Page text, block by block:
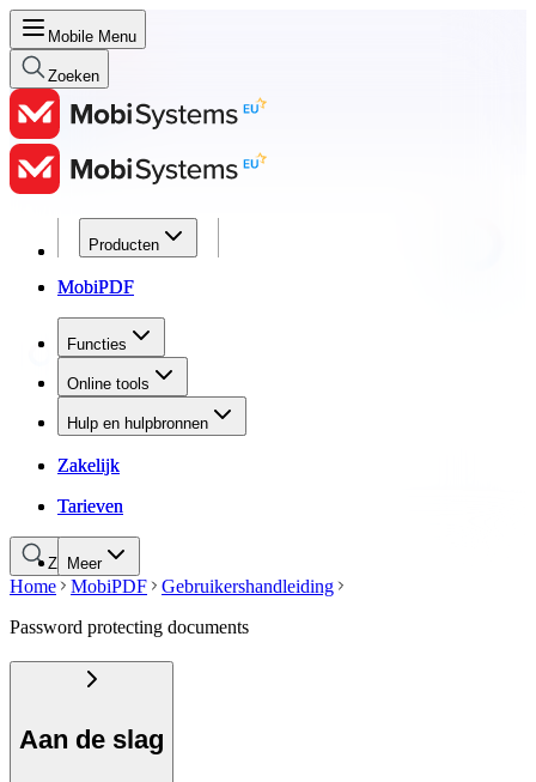
Mobile Menu
Zoeken
Producten
MobiPDF
Functies
Online tools
Hulp en hulpbronnen
Zakelijk
Tarieven
Meer
Producten
MobiPDF
Functies
Online tools
Hulp en hulpbronnen
Zakelijk
Tarieven
Zoeken
Home MobiPDF
Gebruikershandleiding
Password protecting documents
Aan de slag